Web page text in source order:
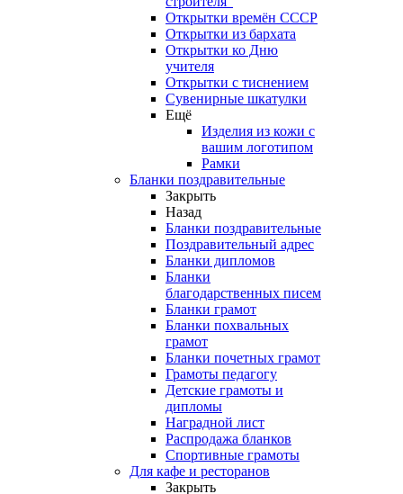
Открытки времён СССР
Открытки из бархата
Открытки ко Дню
учителя
Открытки с тиснением
Сувенирные шкатулки
Ещё
Изделия из кожи с
вашим логотипом
Рамки
Бланки поздравительные
Закрыть
Назад
Бланки поздравительные
Поздравительный адрес
Бланки дипломов
Бланки
благодарственных писем
Бланки грамот
Бланки похвальных
грамот
Бланки почетных грамот
Грамоты педагогу
Детские грамоты и
дипломы
Наградной лист
Распродажа бланков
Спортивные грамоты
Для кафе и ресторанов
Закрыть